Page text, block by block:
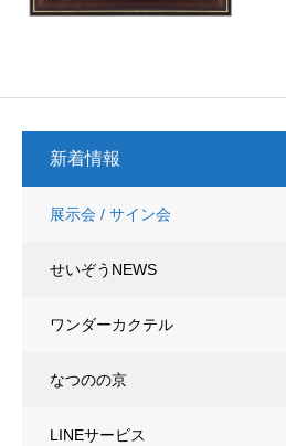
新着情報
展示会 / サイン会
せいぞうNEWS
ワンダーカクテル
なつのの京
LINEサービス